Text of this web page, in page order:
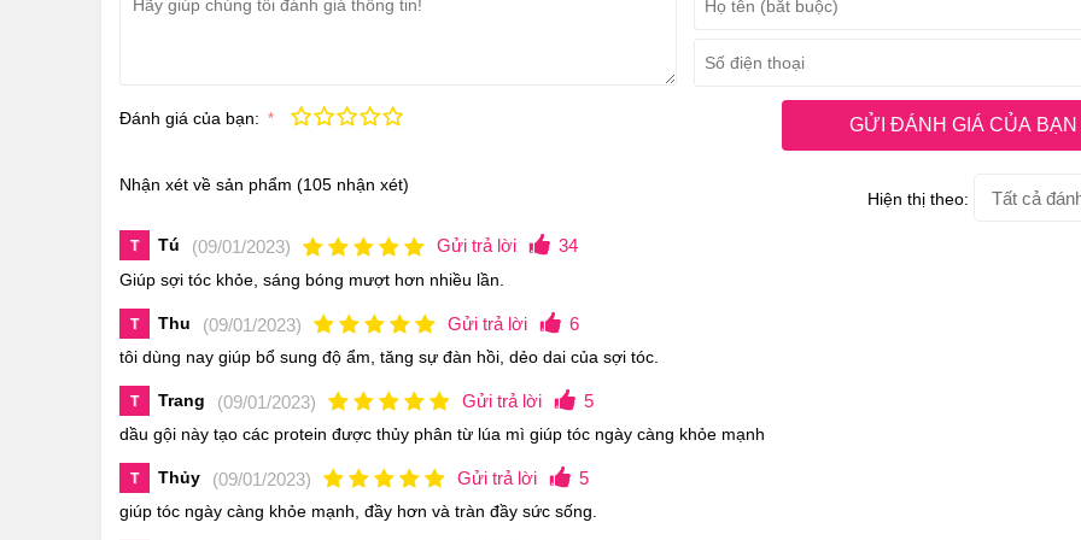
ta chứng minh rằng, người những tác động khách quan, thì yếu tố chủ quan cũng quyết định rất lớn đến sự khỏe
Đánh giá của bạn: Tuyệt vời!
Rất tốt
Trung bình
Fair
Kém GỬI ĐÁNH GIÁ CỦA BẠN
Nhận xét về sản phẩm (105 nhận xét)
Hiện thị theo:
T Tú (09/01/2023) Gửi trả lời 34
Giúp sợi tóc khỏe, sáng bóng mượt hơn nhiều lần.
T Thu (09/01/2023) Gửi trả lời 6
tôi dùng nay giúp bổ sung độ ẩm, tăng sự đàn hồi, dẻo dai của sợi tóc.
T Trang (09/01/2023) Gửi trả lời 5
dầu gội này tạo các protein được thủy phân từ lúa mì giúp tóc ngày càng khỏe mạnh
T Thủy (09/01/2023) Gửi trả lời 5
giúp tóc ngày càng khỏe mạnh, đầy hơn và tràn đầy sức sống.